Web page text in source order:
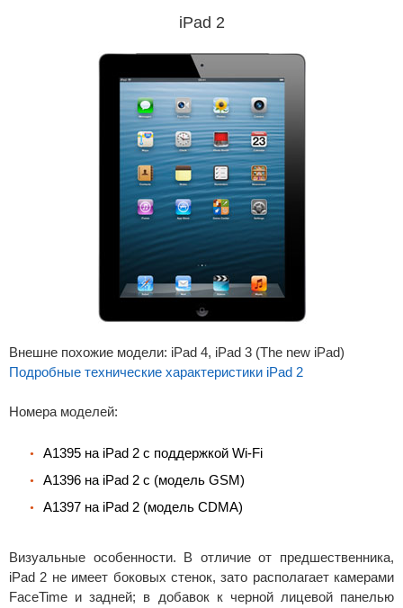
iPad 2
Внешне похожие модели: iPad 4, iPad 3 (The new iPad)
Подробные технические характеристики iPad 2
Номера моделей:
A1395 на iPad 2 с поддержкой Wi-Fi
A1396 на iPad 2 с (модель GSM)
A1397 на iPad 2 (модель CDMA)
Визуальные особенности. В отличие от предшественника,
iPad 2 не имеет боковых стенок, зато располагает камерами
FaceTime и задней; в добавок к черной лицевой панелью